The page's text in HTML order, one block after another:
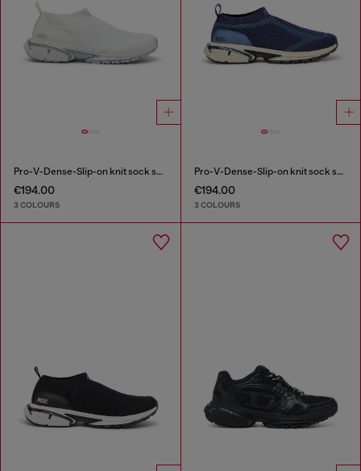
Pro-V-Dense-Slip-on knit sock sneakers
€194.00
3 COLOURS
Pro-V-Dense-Slip-on knit sock sneakers
€194.00
3 COLOURS